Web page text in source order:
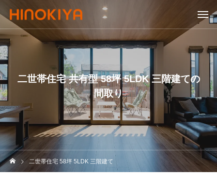
二世帯住宅 共有型 58坪 5LDK 三階建ての
間取り
二世帯住宅 58坪 5LDK 三階建て